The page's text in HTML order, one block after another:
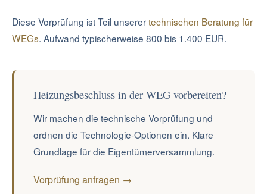
Diese Vorprüfung ist Teil unserertechnischen Beratung für
WEGs. Aufwand typischerweise 800 bis 1.400 EUR.
Heizungsbeschluss in der WEG vorbereiten?
Wir machen die technische Vorprüfung und
ordnen die Technologie-Optionen ein. Klare
Grundlage für die Eigentümerversammlung.
Vorprüfung anfragen →